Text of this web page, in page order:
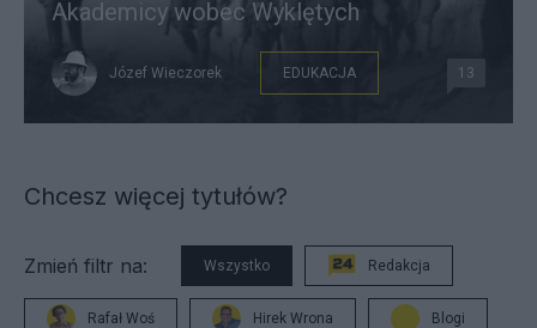
Akademicy wobec Wyklętych
Józef Wieczorek EDUKACJA 13
Chcesz więcej tytułów?
Zmień filtr na: Wszystko Redakcja
Rafał Woś Hirek Wrona Blogi